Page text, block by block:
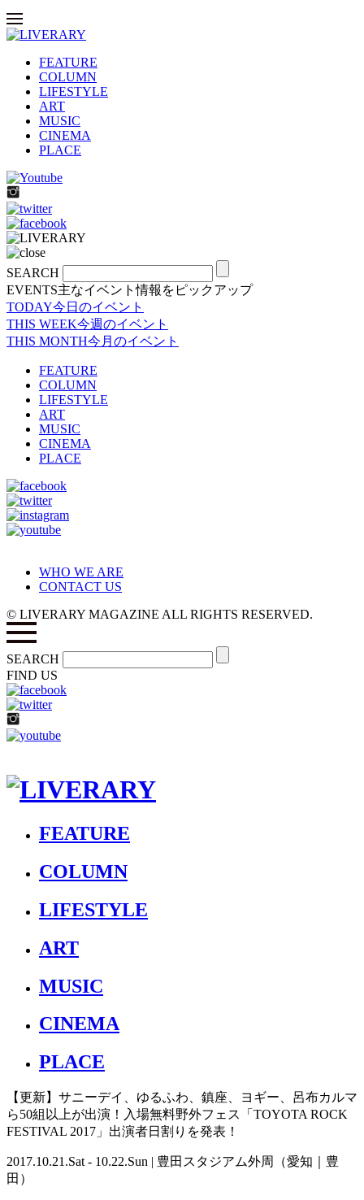
FEATURE
COLUMN
LIFESTYLE
ART
MUSIC
CINEMA
PLACE
SEARCH
EVENTS主なイベント情報をピックアップ
TODAY今日のイベント
THIS WEEK今週のイベント
THIS MONTH今月のイベント
FEATURE
COLUMN
LIFESTYLE
ART
MUSIC
CINEMA
PLACE
WHO WE ARE
CONTACT US
© LIVERARY MAGAZINE ALL RIGHTS RESERVED.
SEARCH
FIND US
FEATURE
COLUMN
LIFESTYLE
ART
MUSIC
CINEMA
PLACE
【更新】サニーデイ、ゆるふわ、鎮座、ヨギー、呂布カルマ
ら50組以上が出演！入場無料野外フェス「TOYOTA ROCK
FESTIVAL 2017」出演者日割りを発表！
2017.10.21.Sat - 10.22.Sun | 豊田スタジアム外周（愛知｜豊
田）